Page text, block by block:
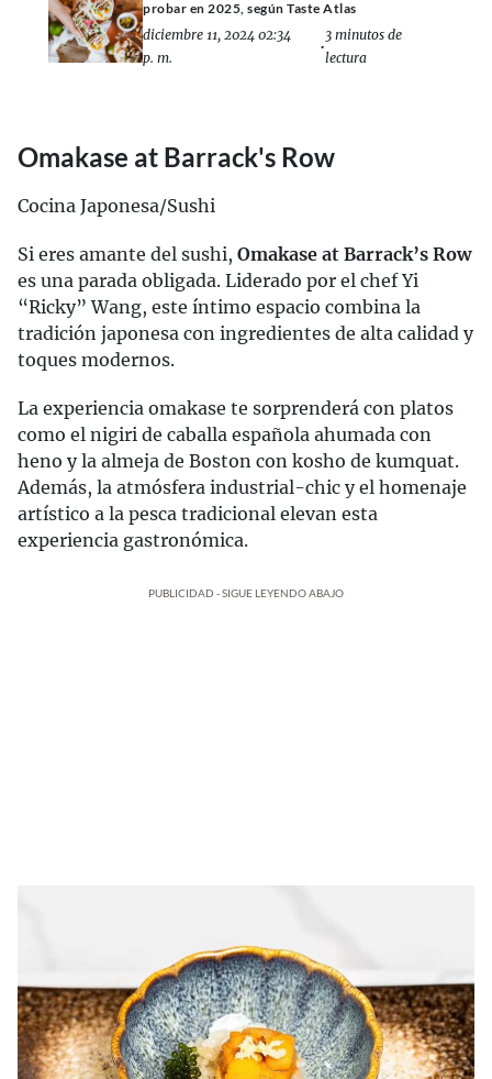
probar en 2025, según Taste Atlas
diciembre 11, 2024 02:34
p. m.
•
3 minutos de
lectura
Omakase at Barrack's Row
Cocina Japonesa/Sushi
Si eres amante del sushi, Omakase at Barrack’s Row
es una parada obligada. Liderado por el chef Yi
“Ricky” Wang, este íntimo espacio combina la
tradición japonesa con ingredientes de alta calidad y
toques modernos.
La experiencia omakase te sorprenderá con platos
como el nigiri de caballa española ahumada con
heno y la almeja de Boston con kosho de kumquat.
Además, la atmósfera industrial-chic y el homenaje
artístico a la pesca tradicional elevan esta
experiencia gastronómica.
PUBLICIDAD - SIGUE LEYENDO ABAJO